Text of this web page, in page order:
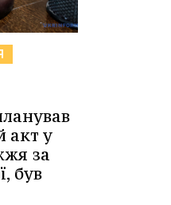
акт у
за
був